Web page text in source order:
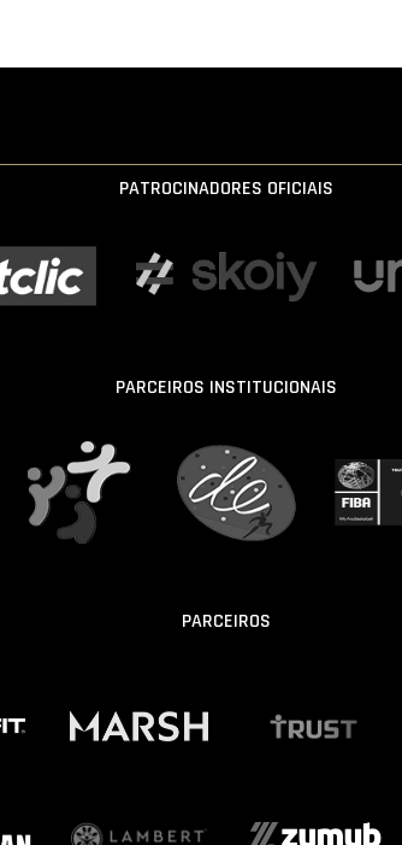
PATROCINADORES OFICIAIS
PARCEIROS INSTITUCIONAIS
PARCEIROS